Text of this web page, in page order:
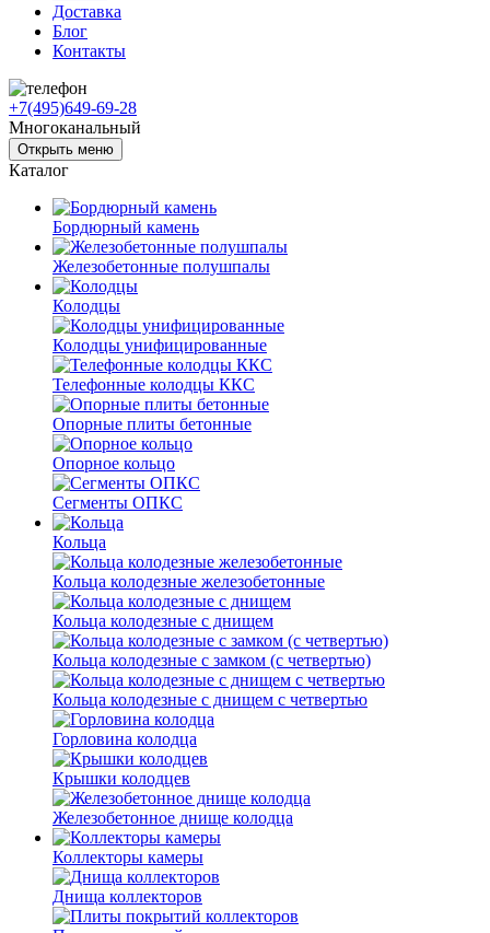
Доставка
Блог
Контакты
+7(495)649-69-28
Многоканальный
Открыть меню
Каталог
Бордюрный камень
Железобетонные полушпалы
Колодцы
Колодцы унифицированные
Телефонные колодцы ККС
Опорные плиты бетонные
Опорное кольцо
Сегменты ОПКС
Кольца
Кольца колодезные железобетонные
Кольца колодезные с днищем
Кольца колодезные с замком (с четвертью)
Кольца колодезные с днищем с четвертью
Горловина колодца
Крышки колодцев
Железобетонное днище колодца
Коллекторы камеры
Днища коллекторов